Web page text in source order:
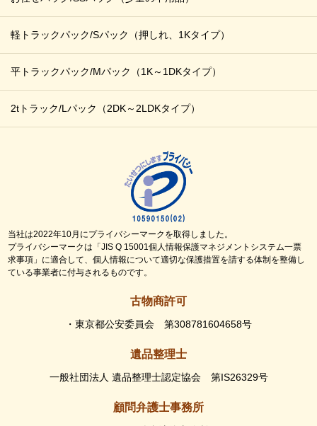
軽トラックパック/Sパック （押しれ、1Kタイプ）
平トラックパック/Mパック （1K～1DKタイプ）
2tトラック/Lパック （2DK～2LDKタイプ）
当社は2022年10月にプライバシーマークを取得しました。
プライバシーマークは「JIS Q 15001個人情報保護マネジメントシステム一票
求事項」に適合して、個人情報について適切な保護措置を請する体制を整備し
ている事業者に付与されるものです。
古物商許可
・東京都公安委員会 第308781604658号
遺品整理士
一般社団法人 遺品整理士認定協会 第IS26329号
顧問弁護士事務所